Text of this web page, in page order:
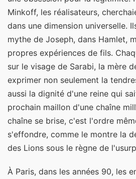
Minkoff, les réalisateurs,
dans une dimension universelle.
mythe de Joseph, dans Hamlet,
propres expériences de fils.
sur le visage de Sarabi, la mère
exprimer non seulement la
aussi la dignité d'une reine qui
prochain maillon d'une chaîne
chaîne se brise, c'est l'ordre
s'effondre, comme le montre la
des Lions sous le règne de
À Paris, dans les années 90, les